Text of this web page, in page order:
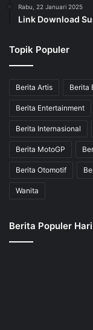
Rabu, 22 Januari 2025
Link Download
Topik Populer
Berita Artis Berita
Berita Entertainment
Berita Internasional
Berita MotoGP
Berita Otomotif
Wanita
Berita Populer